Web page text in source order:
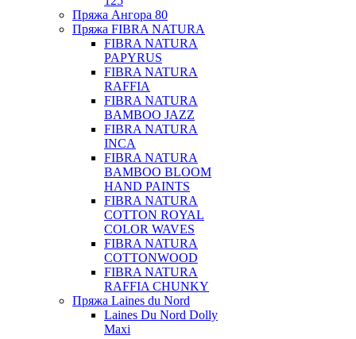
Пряжа Ангора 80
Пряжа FIBRA NATURA
FIBRA NATURA
PAPYRUS
FIBRA NATURA
RAFFIA
FIBRA NATURA
BAMBOO JAZZ
FIBRA NATURA
INCA
FIBRA NATURA
BAMBOO BLOOM
HAND PAINTS
FIBRA NATURA
COTTON ROYAL
COLOR WAVES
FIBRA NATURA
COTTONWOOD
FIBRA NATURA
RAFFIA CHUNKY
Пряжа Laines du Nord
Laines Du Nord Dolly
Maxi